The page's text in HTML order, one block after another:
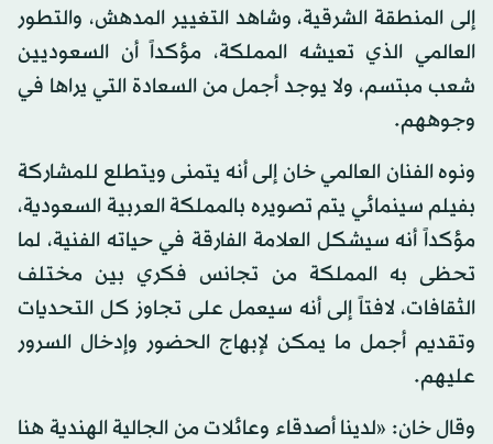
إلى المنطقة الشرقية، وشاهد التغيير المدهش، والتطور
العالمي الذي تعيشه المملكة، مؤكداً أن السعوديين
شعب مبتسم، ولا يوجد أجمل من السعادة التي يراها في
وجوههم.
ونوه الفنان العالمي خان إلى أنه يتمنى ويتطلع للمشاركة
بفيلم سينمائي يتم تصويره بالمملكة العربية السعودية،
مؤكداً أنه سيشكل العلامة الفارقة في حياته الفنية، لما
تحظى به المملكة من تجانس فكري بين مختلف
الثقافات، لافتاً إلى أنه سيعمل على تجاوز كل التحديات
وتقديم أجمل ما يمكن لإبهاج الحضور وإدخال السرور
عليهم.
وقال خان: «لدينا أصدقاء وعائلات من الجالية الهندية هنا